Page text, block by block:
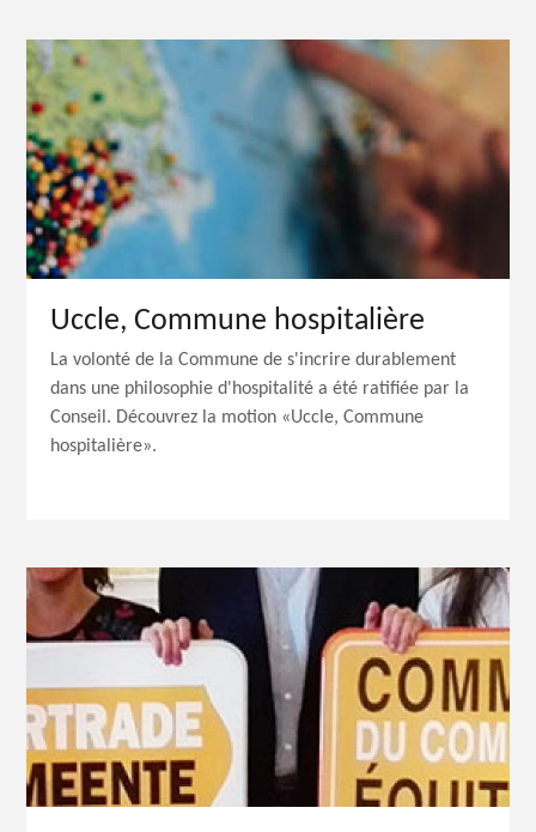
Uccle, Commune hospitalière
La volonté de la Commune de s'incrire durablement
dans une philosophie d'hospitalité a été ratifiée par la
Conseil. Découvrez la motion «Uccle, Commune
hospitalière».